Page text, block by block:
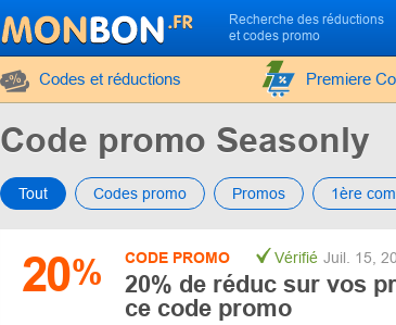
Recherche des réductions
et codes promo
Codes et réductions Premiere
Code promo Seasonly
Tout Codes promo Promos 1ère
20% CODE PROMO Vérifié Juil. 15,
20% de réduc sur vos
ce code promo